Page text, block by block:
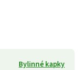
Bylinné kapky